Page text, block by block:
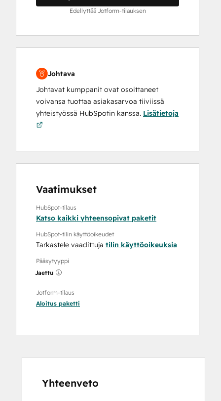
Edellyttää Jotform-tilauksen
Johtava
Johtavat kumppanit ovat osoittaneet
voivansa tuottaa asiakasarvoa tiiviissä
yhteistyössä HubSpotin kanssa. Lisätietoja
Vaatimukset
HubSpot-tilaus
Katso kaikki yhteensopivat paketit
HubSpot-tilin käyttöoikeudet
Tarkastele vaadittuja tilin käyttöoikeuksia
Pääsytyyppi
Jaettu
Jotform-tilaus
Aloitus paketti
Yhteenveto